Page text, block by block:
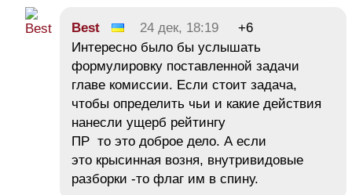
Best 24 дек, 18:19
+6
Интересно было бы услышать
формулировку поставленной задачи
главе комиссии. Если стоит задача,
чтобы определить чьи и какие действия
нанесли ущерб рейтингу
ПР то это доброе дело. А если
это крысинная возня, внутривидовые
разборки -то флаг им в спину.